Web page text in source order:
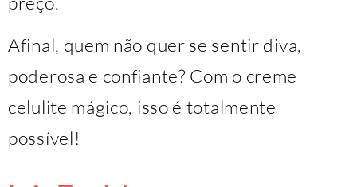
Afinal, quem não quer se sentir diva,
poderosa e confiante? Com o creme
celulite mágico, isso é totalmente
possível!